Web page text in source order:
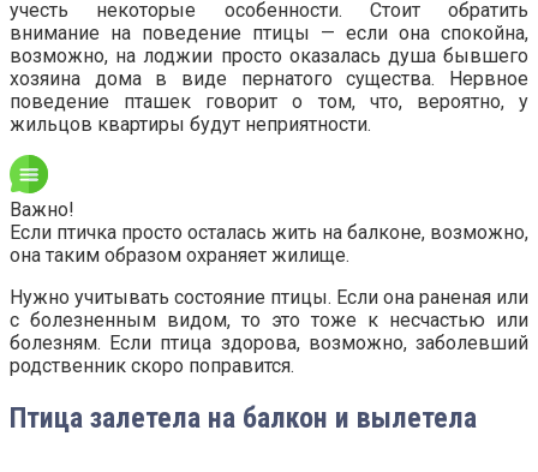
учесть некоторые особенности. Стоит обратить
внимание на поведение птицы — если она спокойна,
возможно, на лоджии просто оказалась душа бывшего
хозяина дома в виде пернатого существа. Нервное
поведение пташек говорит о том, что, вероятно, у
жильцов квартиры будут неприятности.
Важно!
Если птичка просто осталась жить на балконе, возможно,
она таким образом охраняет жилище.
Нужно учитывать состояние птицы. Если она раненая или
с болезненным видом, то это тоже к несчастью или
болезням. Если птица здорова, возможно, заболевший
родственник скоро поправится.
Птица залетела на балкон и вылетела